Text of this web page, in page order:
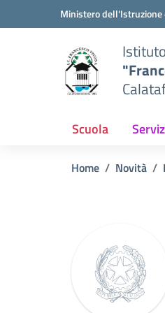
Vai ai contenuti
Vai al menu di navigazione
Ministero dell'Istruzione
Scuola
Home Novità